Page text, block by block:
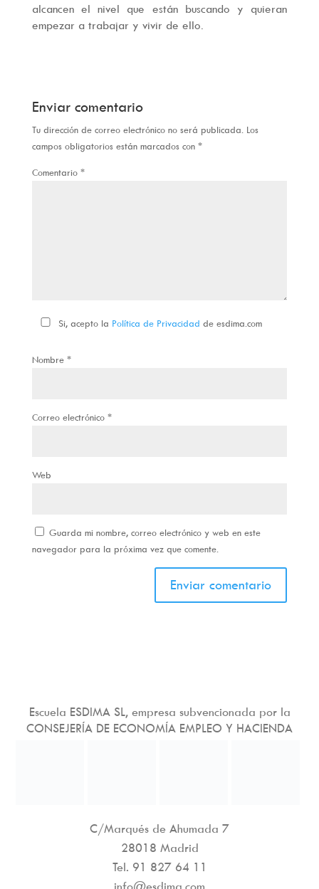
alcancen el nivel que están buscando y quieran
empezar a trabajar y vivir de ello.
Enviar comentario
Tu dirección de correo electrónico no será publicada. Los
campos obligatorios están marcados con *
Comentario *
Si, acepto la Política de Privacidad de esdima.com
Nombre *
Correo electrónico *
Web
Guarda mi nombre, correo electrónico y web en este
navegador para la próxima vez que comente.
Escuela ESDIMA SL, empresa subvencionada por la
CONSEJERÍA DE ECONOMÍA EMPLEO Y HACIENDA
C/Marqués de Ahumada 7
28018 Madrid
Tel. 91 827 64 11
info@esdima.com